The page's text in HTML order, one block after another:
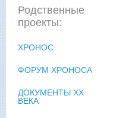
Родственные
проекты:
ХРОНОС
ФОРУМ ХРОНОСА
ДОКУМЕНТЫ XX
ВЕКА